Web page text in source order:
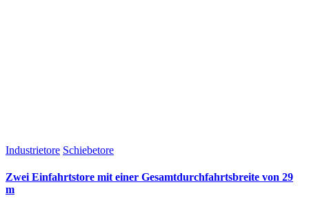
Industrietore Schiebetore
Zwei Einfahrtstore mit einer Gesamtdurchfahrtsbreite von 29
m